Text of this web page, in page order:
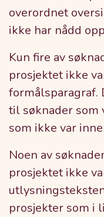
overordnet
ikke har nådd
Kun fire av
prosjektet ikke
til søknader
som ikke var
Noen av
prosjektet ikke
prosjekter som i